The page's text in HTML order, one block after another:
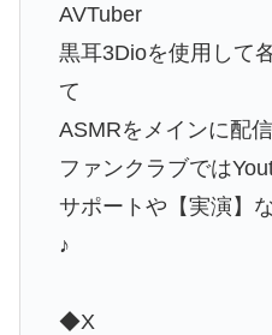
AVTuber
黒耳3Dioを使用して
て
ASMRをメインに配
ファンクラブでは
サポートや【実演】
♪
◆X